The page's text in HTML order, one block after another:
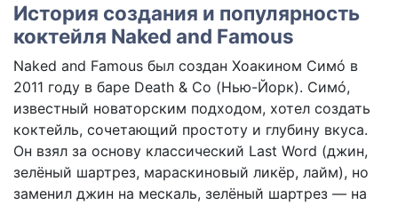
История создания и популярность
коктейля Naked and Famous
Naked and Famous был создан Хоакином Симó в
2011 году в баре Death & Co (Нью-Йорк). Симó,
известный новаторским подходом, хотел создать
коктейль, сочетающий простоту и глубину вкуса.
Он взял за основу классический Last Word (джин,
зелёный шартрез, мараскиновый ликёр, лайм), но
заменил джин на мескаль, зелёный шартрез — на